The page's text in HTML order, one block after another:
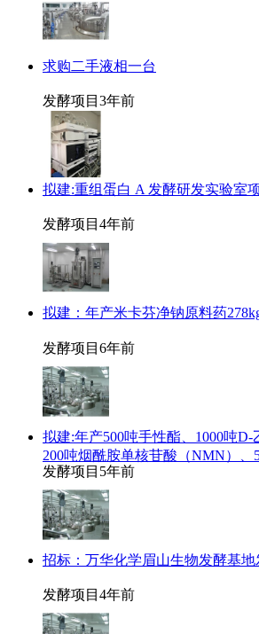
求购二手液相一台
发酵项目 3年前
拟建:重组蛋白 A 发酵研发实验室
发酵项目 4年前
拟建：年产米卡芬净钠原料药
发酵项目 6年前
拟建:年产500吨手性酯、1000吨D-
200吨烟酰胺单核苷酸（NMN）、
发酵项目 5年前
招标：万华化学眉山生物发酵基地
发酵项目 4年前